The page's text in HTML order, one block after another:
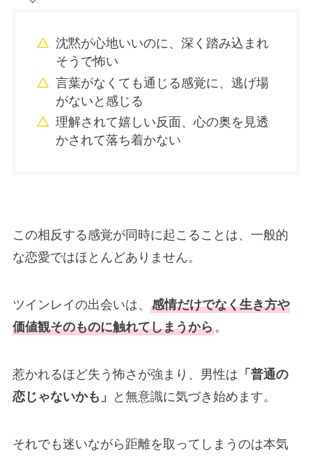
沈黙が心地いいのに、深く踏み込まれ
そうで怖い
言葉がなくても通じる感覚に、逃げ場
がないと感じる
理解されて嬉しい反面、心の奥を見透
かされて落ち着かない
この相反する感覚が同時に起こることは、一般的
な恋愛ではほとんどありません。
ツインレイの出会いは、 感情だけでなく生き方や
価値観そのものに触れてしまうから。
惹かれるほど失う怖さが強まり、男性は 「普通の
恋じゃないかも」
と無意識に気づき始めます。
それでも迷いながら距離を取ってしまうのは本気